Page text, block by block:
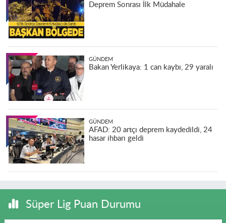
Deprem Sonrası İlk Müdahale
GÜNDEM
Bakan Yerlikaya: 1 can kaybı, 29 yaralı
GÜNDEM
AFAD: 20 artçı deprem kaydedildi, 24
hasar ihbarı geldi
Süper Lig Puan Durumu